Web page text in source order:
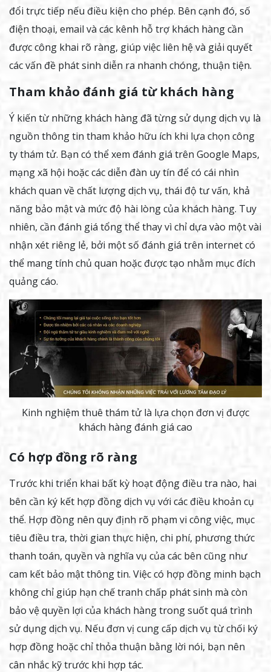
đổi trực tiếp nếu điều kiện cho phép. Bên cạnh đó, số
điện thoại, email và các kênh hỗ trợ khách hàng cần
được công khai rõ ràng, giúp việc liên hệ và giải quyết
các vấn đề phát sinh diễn ra nhanh chóng, thuận tiện.
Tham khảo đánh giá từ khách hàng
Ý kiến từ những khách hàng đã từng sử dụng dịch vụ là
nguồn thông tin tham khảo hữu ích khi lựa chọn công
ty thám tử. Bạn có thể xem đánh giá trên Google Maps,
mạng xã hội hoặc các diễn đàn uy tín để có cái nhìn
khách quan về chất lượng dịch vụ, thái độ tư vấn, khả
năng bảo mật và mức độ hài lòng của khách hàng. Tuy
nhiên, cần đánh giá tổng thể thay vì chỉ dựa vào một vài
nhận xét riêng lẻ, bởi một số đánh giá trên internet có
thể mang tính chủ quan hoặc được tạo nhằm mục đích
quảng cáo.
Kinh nghiệm thuê thám tử là lựa chọn đơn vị được
khách hàng đánh giá cao
Có hợp đồng rõ ràng
Trước khi triển khai bất kỳ hoạt động điều tra nào, hai
bên cần ký kết hợp đồng dịch vụ với các điều khoản cụ
thể. Hợp đồng nên quy định rõ phạm vi công việc, mục
tiêu điều tra, thời gian thực hiện, chi phí, phương thức
thanh toán, quyền và nghĩa vụ của các bên cũng như
cam kết bảo mật thông tin. Việc có hợp đồng minh bạch
không chỉ giúp hạn chế tranh chấp phát sinh mà còn
bảo vệ quyền lợi của khách hàng trong suốt quá trình
sử dụng dịch vụ. Nếu đơn vị cung cấp dịch vụ từ chối ký
hợp đồng hoặc chỉ thỏa thuận bằng lời nói, bạn nên
cân nhắc kỹ trước khi hợp tác.